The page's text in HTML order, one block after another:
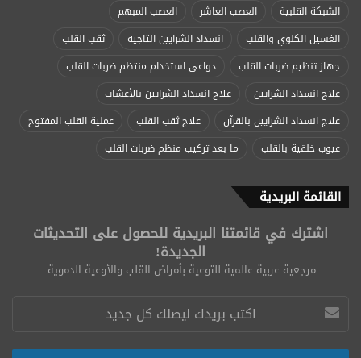
الشبكة القلبية
العصب العاشر
العصب المبهم
الغسيل الكلوي والقلب
انسداد الشرايين التاجية
ثقب القلب
جهاز تنظيم ضربات القلب
دواعي استخدام منتظم ضربات القلب
علاج انسداد الشرايين
علاج انسداد الشرايين بالأعشاب
علاج انسداد الشرايين بالقرآن
علاج ثقب القلب
عملية القلب المفتوح
عيوب خلقية بالقلب
ما بعد تركيب منظم ضربات القلب
القائمة البريدية
اشترك في قائمتنا البريدية للحصول على التحديثات
الجديدة!
مرجعية عربية عالمية للتوعية بأمراض القلب والأوعية الدموية.